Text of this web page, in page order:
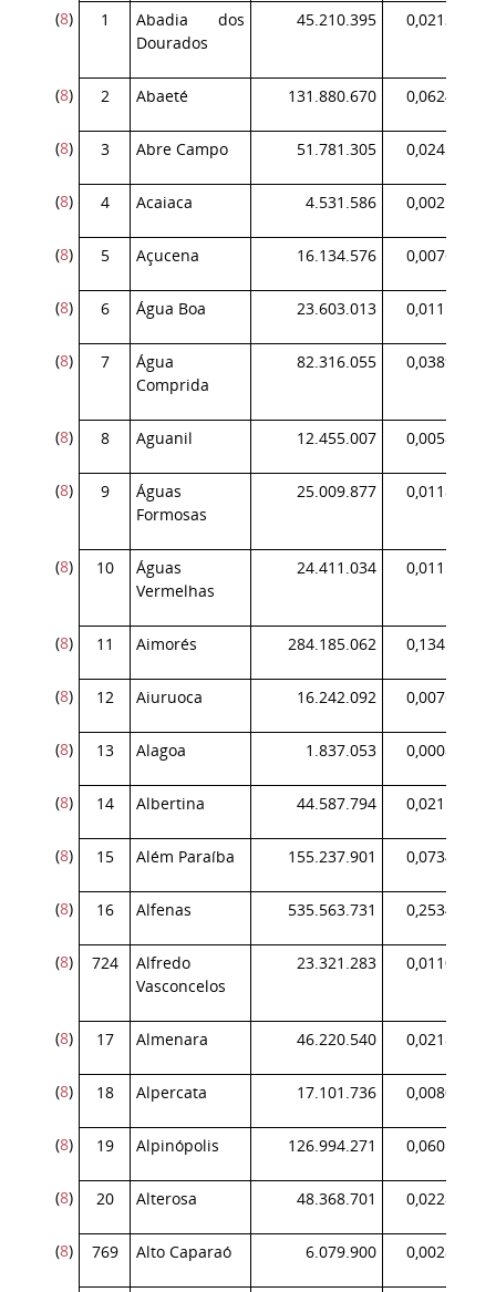
(8) 1
Abadia dos
Dourados
45.210.395 0,021398
(8) 2 Abaeté 131.880.670 0,062419
(8) 3 Abre Campo 51.781.305 0,024508
(8) 4 Acaiaca 4.531.586 0,002145
(8) 5 Açucena 16.134.576 0,007636
(8) 6 Água Boa 23.603.013 0,011171
(8) 7
Água
Comprida
82.316.055 0,038960
(8) 8 Aguanil 12.455.007 0,005895
(8) 9
Águas
Formosas
25.009.877 0,011837
(8) 10
Águas
Vermelhas
24.411.034 0,011554
(8) 11 Aimorés 284.185.062 0,134504
(8) 12 Aiuruoca 16.242.092 0,007687
(8) 13 Alagoa 1.837.053 0,000869
(8) 14 Albertina 44.587.794 0,021103
(8) 15 Além Paraíba 155.237.901 0,073474
(8) 16 Alfenas 535.563.731 0,253480
(8) 724
Alfredo
Vasconcelos
23.321.283 0,011038
(8) 17 Almenara 46.220.540 0,021876
(8) 18 Alpercata 17.101.736 0,008094
(8) 19 Alpinópolis 126.994.271 0,060106
(8) 20 Alterosa 48.368.701 0,022893
(8) 769 Alto Caparaó 6.079.900 0,002878